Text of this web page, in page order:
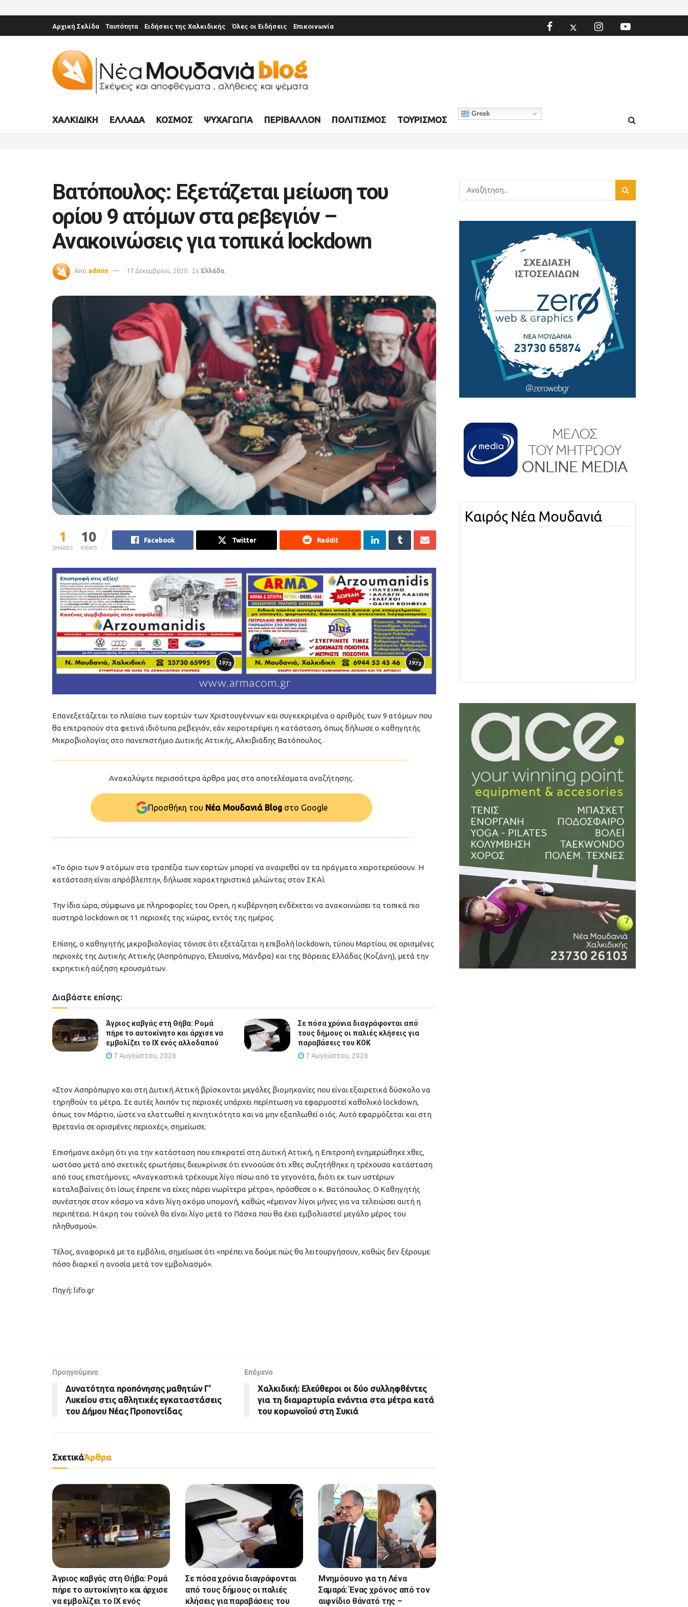
Αρχική Σελίδα Ταυτότητα Ειδήσεις της Χαλκιδικής Όλες οι Ειδήσεις Επικοινωνία
ΧΑΛΚΙΔΙΚΉ ΕΛΛΆΔΑ ΚΌΣΜΟΣ ΨΥΧΑΓΩΓΊΑ ΠΕΡΙΒΆΛΛΟΝ ΠΟΛΙΤΙΣΜΌΣ ΤΟΥΡΙΣΜΌΣ
Greek
Βατόπουλος: Εξετάζεται μείωση του
ορίου 9 ατόμων στα ρεβεγιόν –
Ανακοινώσεις για τοπικά lockdown
Από admin 17 Δεκεμβρίου, 2020 Σε Ελλάδα
1
SHARES
10
VIEWS
Facebook Twitter Reddit
Επανεξετάζεται το πλαίσιο των εορτών των Χριστουγέννων και συγκεκριμένα ο αριθμός των 9 ατόμων που
θα επιτραπούν στα φετινά ιδιότυπα ρεβεγιόν, εάν χειροτερέψει η κατάσταση, όπως δήλωσε ο καθηγητής
Μικροβιολογίας στο πανεπιστήμιο Δυτικής Αττικής, Αλκιβιάδης Βατόπουλος.
Ανακαλύψτε περισσότερα άρθρα μας στα αποτελέσματα αναζήτησης.
Προσθήκη του Νέα Μουδανιά Blogστo Google
«Το όριο των 9 ατόμων στα τραπέζια των εορτών μπορεί να αναιρεθεί αν τα πράγματα χειροτερεύσουν. Η
κατάσταση είναι απρόβλεπτη», δήλωσε χαρακτηριστικά μιλώντας στον ΣΚΑΪ.
Την ίδια ώρα, σύμφωνα με πληροφορίες του Open, η κυβέρνηση ενδέχεται να ανακοινώσει τα τοπικά πιο
αυστηρά lockdown σε 11 περιοχές της χώρας, εντός της ημέρας.
Επίσης, ο καθηγητής μικροβιολογίας τόνισε ότι εξετάζεται η επιβολή lockdown, τύπου Μαρτίου, σε ορισμένες
περιοχές της Δυτικής Αττικής (Ασπρόπυργο, Ελευσίνα, Μάνδρα) και της Βόρειας Ελλάδας (Κοζάνη), μετά την
εκρηκτική αύξηση κρουσμάτων.
Διαβάστε επίσης:
Άγριος καβγάς στη Θήβα: Ρομά
πήρε το αυτοκίνητο και άρχισε να
εμβολίζει το ΙΧ ενός αλλοδαπού
7 Αυγούστου, 2026
Σε πόσα χρόνια διαγράφονται από
τους δήμους οι παλιές κλήσεις για
παραβάσεις του ΚΟΚ
7 Αυγούστου, 2026
«Στον Ασπρόπυργο και στη Δυτική Αττική βρίσκονται μεγάλες βιομηχανίες που είναι εξαιρετικά δύσκολο να
τηρηθούν τα μέτρα. Σε αυτές λοιπόν τις περιοχές υπάρχει περίπτωση να εφαρμοστεί καθολικό lockdown,
όπως τον Μάρτιο, ώστε να ελαττωθεί η κινητικότητα και να μην εξαπλωθεί ο ιός. Αυτό εφαρμόζεται και στη
Βρετανία σε ορισμένες περιοχές», σημείωσε.
Επισήμανε ακόμη ότι για την κατάσταση που επικρατεί στη Δυτική Αττική, η Επιτροπή ενημερώθηκε χθες,
ωστόσο μετά από σχετικές ερωτήσεις διευκρίνισε ότι εννοούσε ότι χθες συζητήθηκε η τρέχουσα κατάσταση
από τους επιστήμονες. «Αναγκαστικά τρέχουμε λίγο πίσω από τα γεγονότα, διότι εκ των υστέρων
καταλαβαίνεις ότι ίσως έπρεπε να είχες πάρει νωρίτερα μέτρα», πρόσθεσε ο κ. Βατόπουλος. Ο Καθηγητής
συνέστησε στον κόσμο να κάνει λίγη ακόμα υπομονή, καθώς «έμειναν λίγοι μήνες για να τελειώσει αυτή η
περιπέτεια. Η άκρη του τούνελ θα είναι λίγο μετά το Πάσχα που θα έχει εμβολιαστεί μεγάλο μέρος του
πληθυσμού».
Τέλος, αναφορικά με τα εμβόλια, σημείωσε ότι «πρέπει να δούμε πώς θα λειτουργήσουν, καθώς δεν ξέρουμε
πόσο διαρκεί η ανοσία μετά τον εμβολιασμό».
Πηγή: lifo.gr
Προηγούμενο
Δυνατότητα προπόνησης μαθητών Γ’
Λυκείου στις αθλητικές εγκαταστάσεις
του Δήμου Νέας Προποντίδας
Επόμενο
Χαλκιδική: Ελεύθεροι οι δύο συλληφθέντες
για τη διαμαρτυρία ενάντια στα μέτρα κατά
του κορωνοϊού στη Συκιά
ΣχετικάΆρθρα
Άγριος καβγάς στη Θήβα: Ρομά
πήρε το αυτοκίνητο και άρχισε
να εμβολίζει το ΙΧ ενός
Σε πόσα χρόνια διαγράφονται
από τους δήμους οι παλιές
κλήσεις για παραβάσεις του
Μνημόσυνο για τη Λένα
Σαμαρά: Ένας χρόνος από τον
αιφνίδιο θάνατό της –
Καιρός Νέα Μουδανιά